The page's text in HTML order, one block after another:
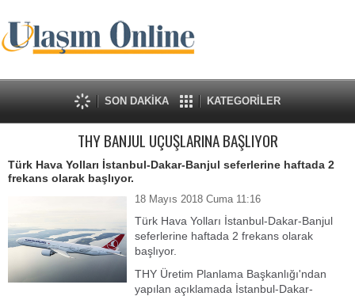
SON DAKİKA KATEGORİLER
THY BANJUL UÇUŞLARINA BAŞLIYOR
Türk Hava Yolları İstanbul-Dakar-Banjul seferlerine haftada 2
frekans olarak başlıyor.
18 Mayıs 2018 Cuma 11:16
Türk Hava Yolları İstanbul-Dakar-Banjul
seferlerine haftada 2 frekans olarak
başlıyor.
THY Üretim Planlama Başkanlığı'ndan
yapılan açıklamada İstanbul-Dakar-